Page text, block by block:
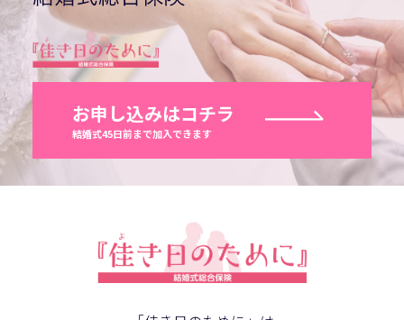
お申し込みはコチラ
結婚式45日前まで加入できます